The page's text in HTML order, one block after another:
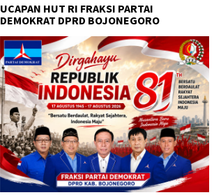
UCAPAN HUT RI FRAKSI PARTAI
DEMOKRAT DPRD BOJONEGORO